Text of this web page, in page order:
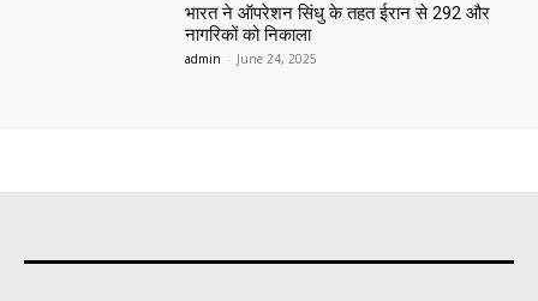
भारत ने ऑपरेशन सिंधु के तहत ईरान से 292 और
नागरिकों को निकाला
admin - June 24, 2025